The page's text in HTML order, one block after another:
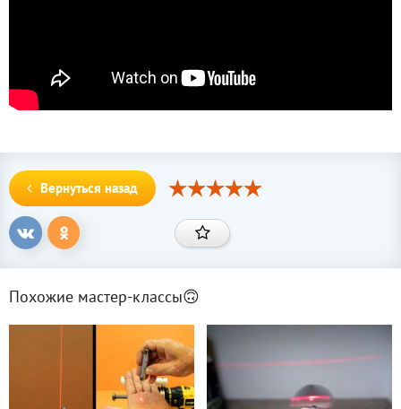
Вернуться назад
Похожие мастер-классы🙃